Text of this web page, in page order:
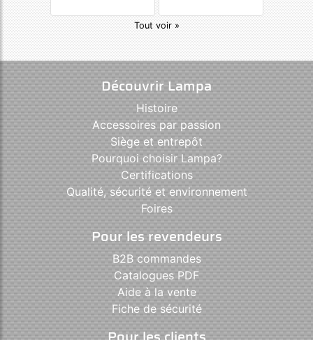
Tout voir »
Découvrir Lampa
Histoire
Accessoires par passion
Siège et entrepôt
Pourquoi choisir Lampa?
Certifications
Qualité, sécurité et environnement
Foires
Pour les revendeurs
B2B commandes
Catalogues PDF
Aide à la vente
Fiche de sécurité